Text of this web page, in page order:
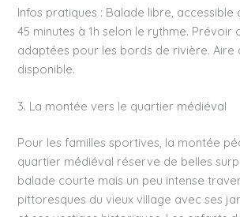
Infos pratiques : Balade libre, accessible
45 minutes à 1h selon le rythme. Prévoir
adaptées pour les bords de rivière. Aire
disponible.
3. La montée vers le quartier médiéval
Pour les familles sportives, la montée
quartier médiéval réserve de belles
balade courte mais un peu intense
pittoresques du vieux village avec ses